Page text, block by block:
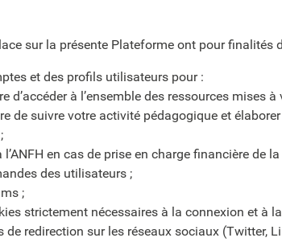
sur la présente Plateforme ont pour finalités
et des profils utilisateurs pour :
d’accéder à l’ensemble des ressources mises
de suivre votre activité pédagogique et
l’ANFH en cas de prise en charge financière de
des utilisateurs ;
;
strictement nécessaires à la connexion et
de redirection sur les réseaux sociaux (Twitter,